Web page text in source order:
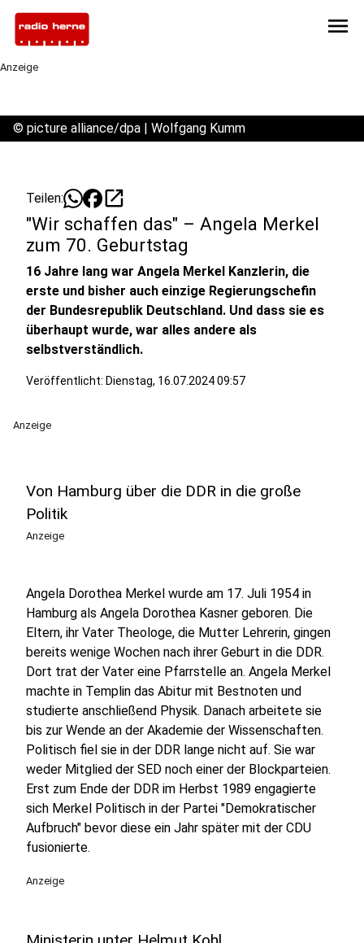
menu
Anzeige
© picture alliance/dpa | Wolfgang Kumm
Teilen: open_in_new
"Wir schaffen das" – Angela Merkel
zum 70. Geburtstag
16 Jahre lang war Angela Merkel Kanzlerin, die
erste und bisher auch einzige Regierungschefin
der Bundesrepublik Deutschland. Und dass sie es
überhaupt wurde, war alles andere als
selbstverständlich.
Veröffentlicht: Dienstag, 16.07.2024 09:57
Anzeige
Von Hamburg über die DDR in die große
Politik
Anzeige
Angela Dorothea Merkel wurde am 17. Juli 1954 in
Hamburg als Angela Dorothea Kasner geboren. Die
Eltern, ihr Vater Theologe, die Mutter Lehrerin, gingen
bereits wenige Wochen nach ihrer Geburt in die DDR.
Dort trat der Vater eine Pfarrstelle an. Angela Merkel
machte in Templin das Abitur mit Bestnoten und
studierte anschließend Physik. Danach arbeitete sie
bis zur Wende an der Akademie der Wissenschaften.
Politisch fiel sie in der DDR lange nicht auf. Sie war
weder Mitglied der SED noch einer der Blockparteien.
Erst zum Ende der DDR im Herbst 1989 engagierte
sich Merkel Politisch in der Partei "Demokratischer
Aufbruch" bevor diese ein Jahr später mit der CDU
fusionierte.
Anzeige